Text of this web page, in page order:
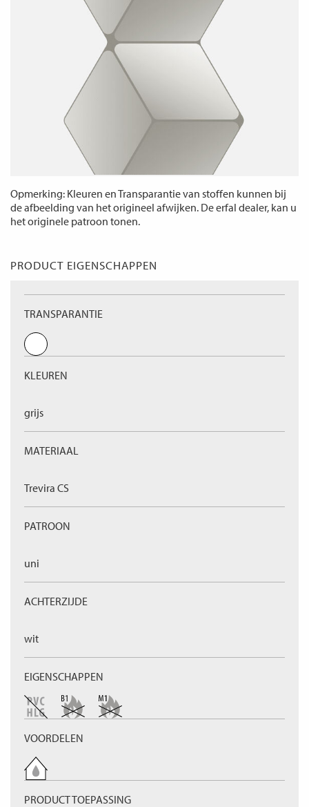
Opmerking: Kleuren en Transparantie van stoffen kunnen bij
de afbeelding van het origineel afwijken. De erfal dealer, kan u
het originele patroon tonen.
PRODUCT EIGENSCHAPPEN
TRANSPARANTIE
KLEUREN
grijs
MATERIAAL
Trevira CS
PATROON
uni
ACHTERZIJDE
wit
EIGENSCHAPPEN
VOORDELEN
PRODUCT TOEPASSING